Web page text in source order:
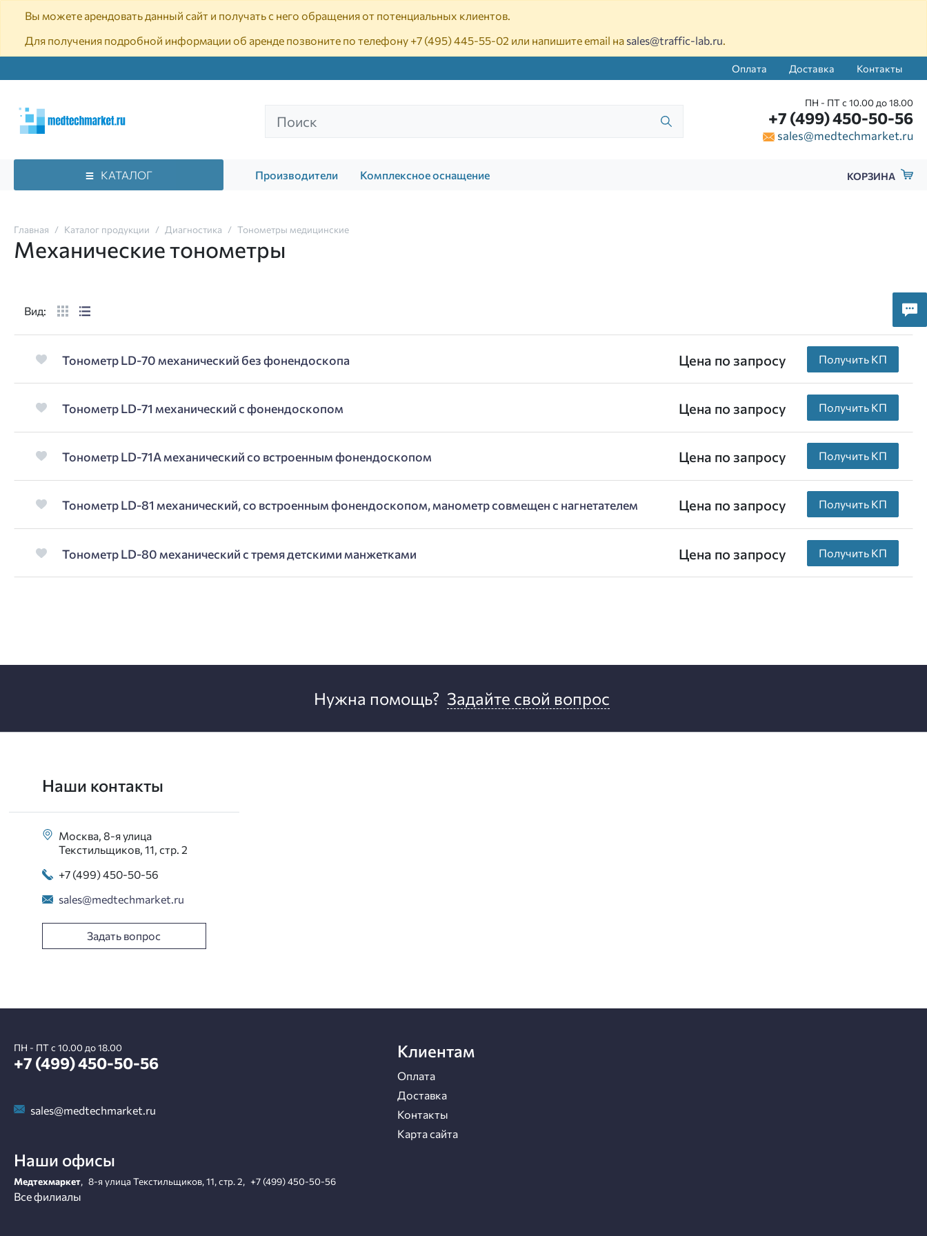
Вы можете арендовать данный сайт и получать с него обращения от потенциальных клиентов.
Для получения подробной информации об аренде позвоните по телефону +7 (495) 445-55-02 или напишите email на sales@traffic-lab.ru.
Оплата Доставка Контакты
ПН - ПТ с 10.00 до 18.00
+7 (499) 450-50-56
sales@medtechmarket.ru
КАТАЛОГ Производители Комплексное оснащение КОРЗИНА
Главная Каталог продукции Диагностика Тонометры медицинские
Механические тонометры
Вид:
Тонометр LD-70 механический без фонендоскопа Цена по запросу Получить КП
Тонометр LD-71 механический с фонендоскопом Цена по запросу Получить КП
Тонометр LD-71A механический со встроенным фонендоскопом Цена по запросу Получить КП
Тонометр LD-81 механический, со встроенным фонендоскопом, манометр совмещен с нагнетателем Цена по запросу Получить КП
Тонометр LD-80 механический с тремя детскими манжетками Цена по запросу Получить КП
Нужна помощь? Задайте свой вопрос
Наши контакты
Москва, 8-я улица
Текстильщиков, 11, стр. 2
+7 (499) 450-50-56
sales@medtechmarket.ru
Задать вопрос
ПН - ПТ с 10.00 до 18.00
+7 (499) 450-50-56
sales@medtechmarket.ru
Наши офисы
Медтехмаркет, 8-я улица Текстильщиков, 11, стр. 2, +7 (499) 450-50-56
Все филиалы
Клиентам
Оплата
Доставка
Контакты
Карта сайта